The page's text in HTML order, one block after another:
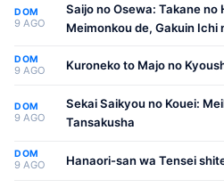
DOM
9 AGO
Saijo no Osewa: Takane no
Meimonkou de, Gakuin Ichi
Osewa suru Koto ni
DOM
9 AGO Kuroneko to Majo no
DOM
9 AGO
Sekai Saikyou no Kouei:
Tansakusha
DOM
9 AGO Hanaori-san wa Tensei